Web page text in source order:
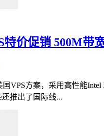
特价促销 500M带
国VPS方案，采用高性能
还推出了国际线...